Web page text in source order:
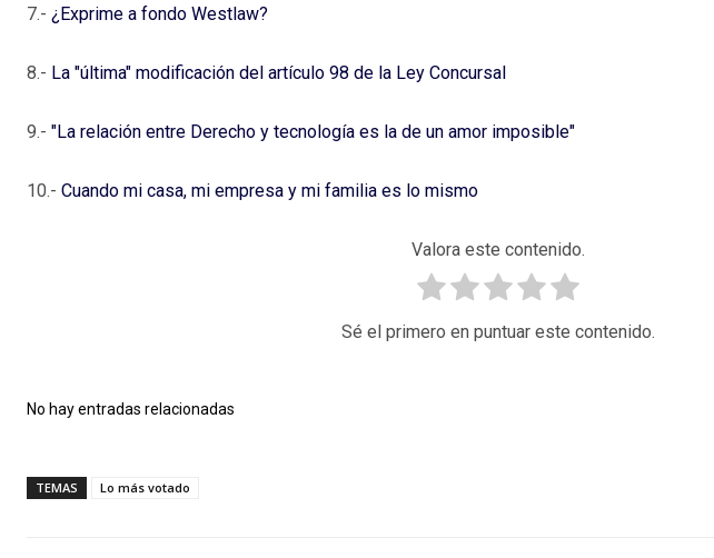
7.- ¿Exprime a fondo Westlaw?
8.- La "última" modificación del artículo 98 de la Ley Concursal
9.- "La relación entre Derecho y tecnología es la de un amor imposible"
10.- Cuando mi casa, mi empresa y mi familia es lo mismo
Valora este contenido.
Sé el primero en puntuar este contenido.
No hay entradas relacionadas
TEMAS Lo más votado